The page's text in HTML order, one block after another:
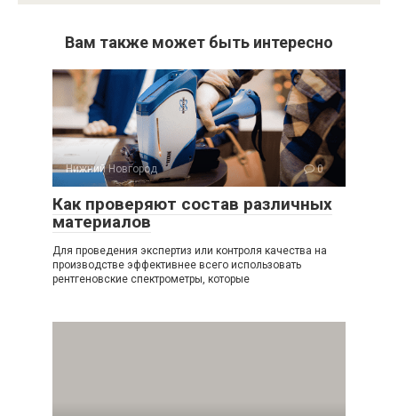
Вам также может быть интересно
Нижний Новгород 0
Как проверяют состав различных
материалов
Для проведения экспертиз или контроля качества на
производстве эффективнее всего использовать
рентгеновские спектрометры, которые